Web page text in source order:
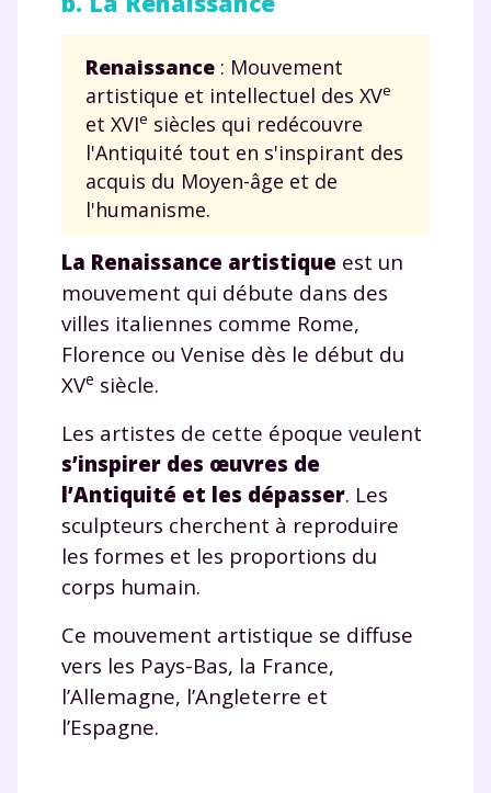
Renaissance : Mouvement
artistique et intellectuel des XVe
et XVIe siècles qui redécouvre
l'Antiquité tout en s'inspirant des
acquis du Moyen-âge et de
l'humanisme.
La Renaissance artistique est un
mouvement qui débute dans des
villes italiennes comme Rome,
Florence ou Venise dès le début du
XVe siècle.
Les artistes de cette époque veulent
s’inspirer des œuvres de
l’Antiquité et les dépasser. Les
sculpteurs cherchent à reproduire
les formes et les proportions du
corps humain.
Ce mouvement artistique se diffuse
vers les Pays-Bas, la France,
l’Allemagne, l’Angleterre et
l’Espagne.